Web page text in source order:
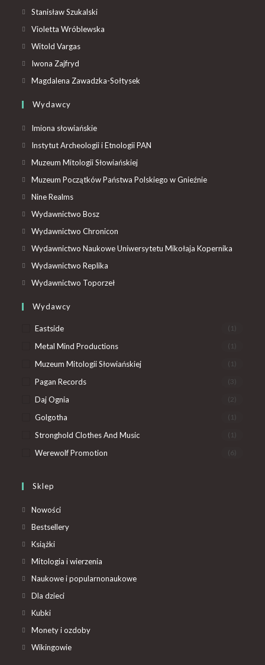
Stanisław Szukalski
Violetta Wróblewska
Witold Vargas
Iwona Zajfryd
Magdalena Zawadzka-Sołtysek
Wydawcy
Imiona słowiańskie
Instytut Archeologii i Etnologii PAN
Muzeum Mitologii Słowiańskiej
Muzeum Początków Państwa Polskiego w Gnieźnie
Nine Realms
Wydawnictwo Bosz
Wydawnictwo Chronicon
Wydawnictwo Naukowe Uniwersytetu Mikołaja Kopernika
Wydawnictwo Replika
Wydawnictwo Toporzeł
Wydawcy
Eastside (1)
Metal Mind Productions (1)
Muzeum Mitologii Słowiańskiej (1)
Pagan Records (3)
Daj Ognia (2)
Golgotha (1)
Stronghold Clothes And Music (1)
Werewolf Promotion (6)
Sklep
Nowości
Bestsellery
Książki
Mitologia i wierzenia
Naukowe i popularnonaukowe
Dla dzieci
Kubki
Monety i ozdoby
Wikingowie